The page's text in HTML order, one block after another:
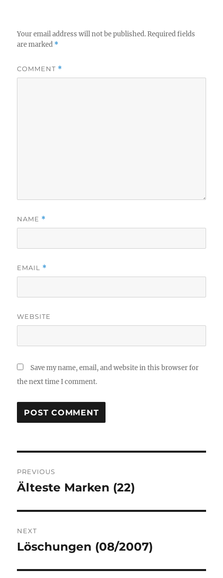
Your email address will not be published. Required fields
are marked *
COMMENT *
NAME *
EMAIL *
WEBSITE
Save my name, email, and website in this browser for
the next time I comment.
navigation
PREVIOUS
Previous
Älteste Marken (22)
NEXT
Next
Löschungen (08/2007)